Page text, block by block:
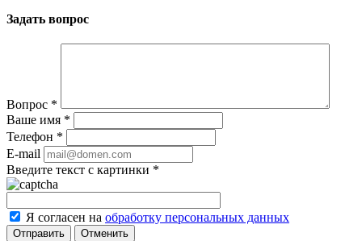
Задать вопрос
Вопрос *
Ваше имя *
Телефон *
E-mail
Введите текст с картинки *
Я согласен на обработку персональных данных
Отменить